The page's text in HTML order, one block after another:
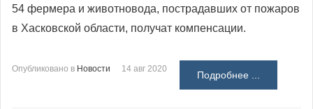
54 фермера и животновода, пострадавших от пожаров
в Хасковской области, получат компенсации.
Опубликовано в Новости 14 авг 2020
Подробнее ...